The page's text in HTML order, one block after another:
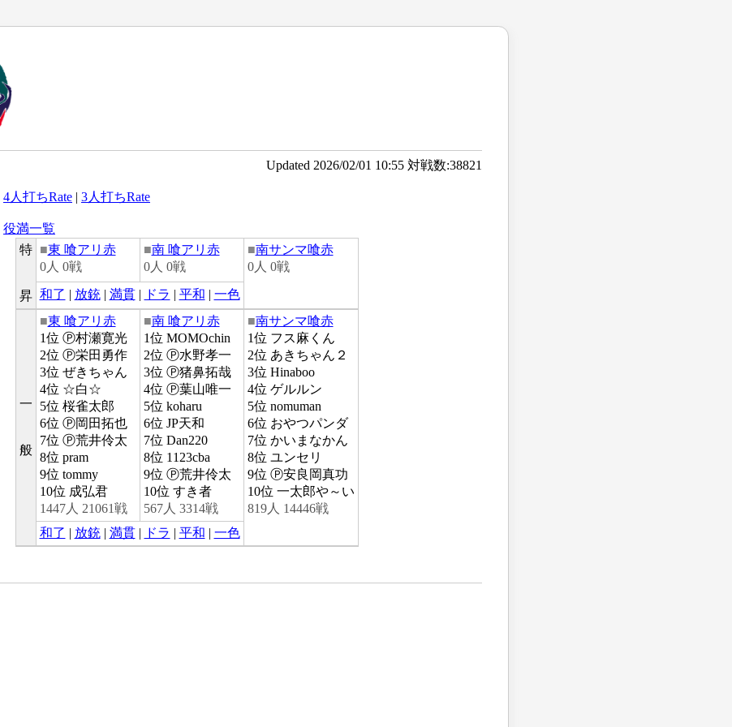
Updated 2026/02/01 10:55 対戦数:38821
4人打ちRate | 3人打ちRate
役満一覧
特
昇
■東 喰アリ赤
0人 0戦
■南 喰アリ赤
0人 0戦
■南サンマ喰赤
0人 0戦
和了 | 放銃| 満貫| ドラ | 平和 | 一色
一
般
■東 喰アリ赤
1位 Ⓟ村瀬寛光
2位 Ⓟ栄田勇作
3位 ぜきちゃん
4位 ☆白☆
5位 桜雀太郎
6位 Ⓟ岡田拓也
7位 Ⓟ荒井伶太
8位 pram
9位 tommy
10位 成弘君
1447人 21061戦
■南 喰アリ赤
1位 MOMOchin
2位 Ⓟ水野孝一
3位 Ⓟ猪鼻拓哉
4位 Ⓟ葉山唯一
5位 koharu
6位 JP天和
7位 Dan220
8位 1123cba
9位 Ⓟ荒井伶太
10位 すき者
567人 3314戦
■南サンマ喰赤
1位 フス麻くん
2位 あきちゃん２
3位 Hinaboo
4位 ゲルルン
5位 nomuman
6位 おやつパンダ
7位 かいまなかん
8位 ユンセリ
9位 Ⓟ安良岡真功
10位 一太郎や～い
819人 14446戦
和了 | 放銃| 満貫| ドラ | 平和 | 一色